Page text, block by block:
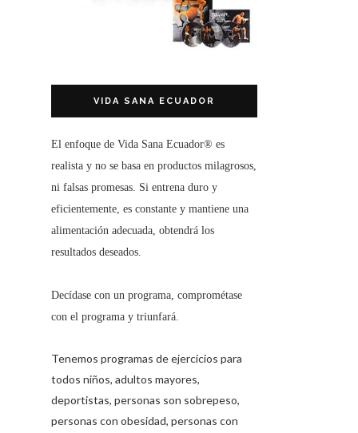
VIDA SANA ECUADOR
El enfoque de Vida Sana Ecuador® es
realista y no se basa en productos milagrosos,
ni falsas promesas. Si entrena duro y
eficientemente, es constante y mantiene una
alimentación adecuada, obtendrá los
resultados deseados.
Decídase con un programa, comprométase
con el programa y triunfará.
Tenemos programas de ejercicios para
todos niños, adultos mayores,
deportistas, personas son sobrepeso,
personas con obesidad, personas con